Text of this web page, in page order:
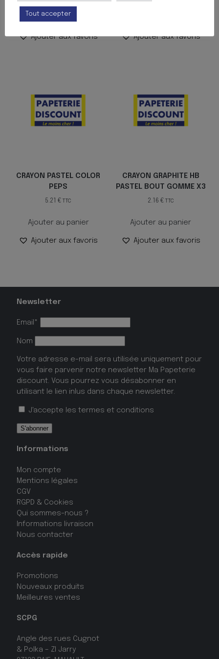
Ajouter au panier
Ajouter aux favoris Ajouter aux favoris
CRAYON PASTEL COLOR
PEPS
5.21€ TTC
Ajouter au panier
Ajouter aux favoris
CRAYON GRAPHITE HB
PASTEL BOUT GOMME X3
2.16 € TTC
Ajouter au panier
Ajouter aux favoris
Newsletter
Email*
Nom
Votre adresse e-mail sera utilisée uniquement pour
vous faire parvenir notre newsletter Ma Papeterie
discount. Vous pourrez vous désabonner en
utilisant le lien inlus dans chaque newsletter.
J'accepte les termes et conditions
Informations
Mon compte
Mentions légales
CGV
RGPD & Cookies
Qui sommes-nous ?
Informations livraison
Nous contacter
Accès rapide
Promotions
Nouveaux produits
Meilleures ventes
SCPG
Angle des rues Cugnot
& Polka – ZI Jarry
Tout accepter